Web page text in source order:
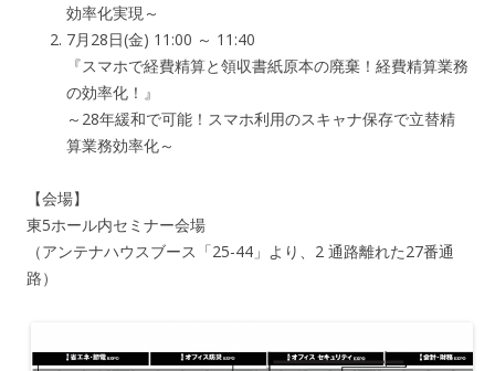
効率化実現～
7月28日(金) 11:00 ～ 11:40
『スマホで経費精算と領収書紙原本の廃棄！経費精算業務
の効率化！』
～28年緩和で可能！スマホ利用のスキャナ保存で立替精
算業務効率化～
【会場】
東5ホール内セミナー会場
（アンテナハウスブース「25-44」より、2 通路離れた27番通
路）